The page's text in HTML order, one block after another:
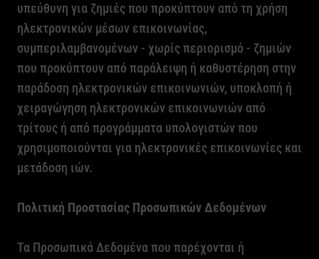
υπεύθυνη για ζημιές που προκύπτουν από τη χρήση
ηλεκτρονικών μέσων επικοινωνίας,
συμπεριλαμβανομένων - χωρίς περιορισμό - ζημιών
που προκύπτουν από παράλειψη ή καθυστέρηση στην
παράδοση ηλεκτρονικών επικοινωνιών, υποκλοπή ή
χειραγώγηση ηλεκτρονικών επικοινωνιών από
τρίτους ή από προγράμματα υπολογιστών που
χρησιμοποιούνται για ηλεκτρονικές επικοινωνίες και
μετάδοση ιών.
Πολιτική Προστασίας Προσωπικών Δεδομένων
Τα Προσωπικά Δεδομένα που παρέχονται ή